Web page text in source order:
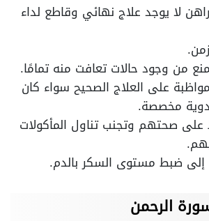
لا يوجد علاج نهائي وقاطع لداء
من وجود حالات تعافت منه تمامًا.
على العلاج الصحيح سواء كان
مخصصة.
على صحتهم وتجنب تناول المأكولات
إلى ضبط مستوى السكر بالدم.
الرحمن